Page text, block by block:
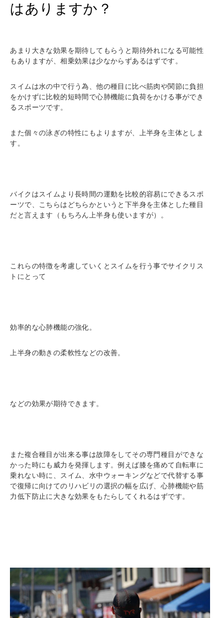
はありますか？
あまり大きな効果を期待してもらうと期待外れになる可能性
もありますが、相乗効果は少なからずあるはずです。
スイムは水の中で行う為、他の種目に比べ筋肉や関節に負担
をかけずに比較的短時間で心肺機能に負荷をかける事ができ
るスポーツです。
また個々の泳ぎの特性にもよりますが、上半身を主体としま
す。
バイクはスイムより長時間の運動を比較的容易にできるスポ
ーツで、こちらはどちらかというと下半身を主体とした種目
だと言えます（もちろん上半身も使いますが）。
これらの特徴を考慮していくとスイムを行う事でサイクリス
トにとって
効率的な心肺機能の強化。
上半身の動きの柔軟性などの改善。
などの効果が期待できます。
また複合種目が出来る事は故障をしてその専門種目ができな
かった時にも威力を発揮します。例えば膝を痛めて自転車に
乗れない時に、スイム、水中ウォーキングなどで代替する事
で復帰に向けてのリハビリの選択の幅を広げ、心肺機能や筋
力低下防止に大きな効果をもたらしてくれるはずです。